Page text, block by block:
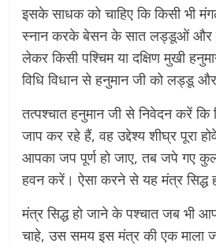
इसके साधक को चाहिए कि किसी भी
स्नान करके बेसन के सात लड्डूओं और
लेकर किसी पश्चिम या दक्षिण मुखी
विधि विधान से हनुमान जी को लड्डू
तत्पश्चात हनुमान जी से निवेदन करें
जाप कर रहे हैं, वह उद्देश्य शीघ्र पूरा
आपका जप पूर्ण हो जाए, तब जपे गए
हवन करें। ऐसा करने से यह मंत्र सिद्ध
मंत्र सिद्ध हो जाने के पश्चात जब भी
चाहे, उस समय इस मंत्र की एक माला